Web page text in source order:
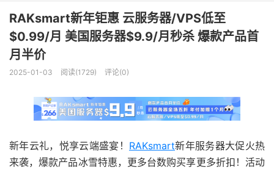
RAKsmart新年钜惠 云服务器/VPS低至
$0.99/月 美国服务器$9.9/月秒杀 爆款产品首
月半价
2025-01-03 阅读(1729) 评论(0)
新年云礼，悦享云端盛宴！ RAKsmart新年服务器大促火热
来袭，爆款产品冰雪特惠，更多台数购买享更多折扣！活动